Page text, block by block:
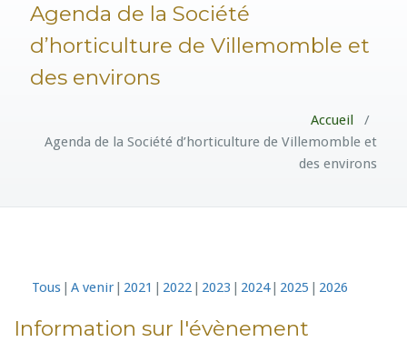
Agenda de la Société
d’horticulture de Villemomble et
des environs
Accueil /
Agenda de la Société d’horticulture de Villemomble et
des environs
Tous A venir 2021 2022 2023 2024 2025 2026
Information sur l'évènement